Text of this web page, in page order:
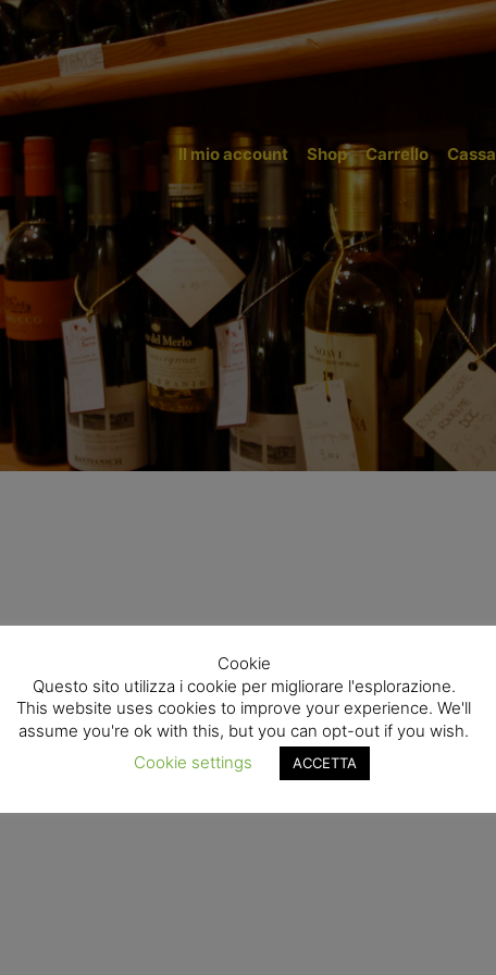
Il mio account Shop Carrello Cassa
Cookie
Questo sito utilizza i cookie per migliorare l'esplorazione.
This website uses cookies to improve your experience. We'll
assume you're ok with this, but you can opt-out if you wish.
Cookie settings
ACCETTA